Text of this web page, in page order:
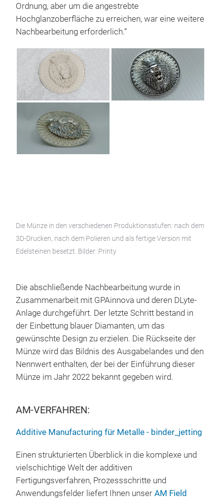
Ordnung, aber um die angestrebte
Hochglanzoberfläche zu erreichen, war eine weitere
Nachbearbeitung erforderlich.“
Die Münze in den verschiedenen Produktionsstufen: nach dem
3D-Drucken, nach dem Polieren und als fertige Version mit
Edelsteinen besetzt. Bilder: Printy
Die abschließende Nachbearbeitung wurde in
Zusammenarbeit mit GPAinnova und deren DLyte-
Anlage durchgeführt. Der letzte Schritt bestand in
der Einbettung blauer Diamanten, um das
gewünschte Design zu erzielen. Die Rückseite der
Münze wird das Bildnis des Ausgabelandes und den
Nennwert enthalten, der bei der Einführung dieser
Münze im Jahr 2022 bekannt gegeben wird.
AM-VERFAHREN:
Additive Manufacturing für Metalle - binder_jetting
Einen strukturierten Überblick in die komplexe und
vielschichtige Welt der additiven
Fertigungsverfahren, Prozessschritte und
Anwendungsfelder liefert Ihnen unser AM Field